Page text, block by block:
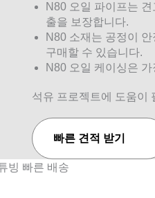
N80 오일 파이프는
출을 보장합니다.
N80 소재는 공정이
구매할 수 있습니다.
N80 오일 케이싱은
석유 프로젝트에 도움이
빠른 견적 받기